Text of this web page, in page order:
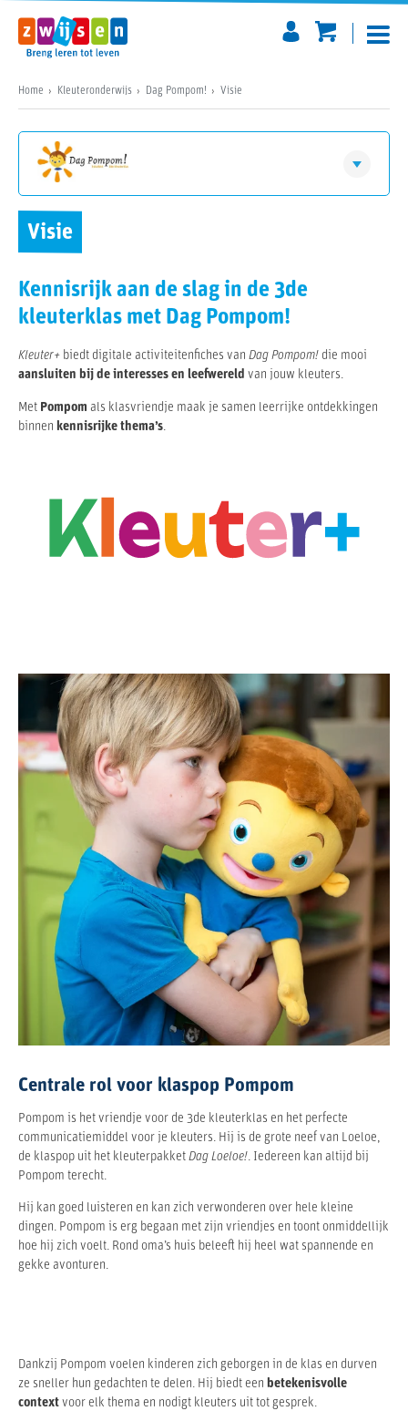
Home Kleuteronderwijs Dag Pompom! Visie
Prijzen & kortingen Meer over Kleuter+
Visie
Kennisrijk aan de slag in de 3de
kleuterklas met Dag Pompom!
Kleuter+ biedt digitale activiteitenfiches van Dag Pompom! die mooi
aansluiten bij de interesses en leefwereld van jouw kleuters.
Met Pompom als klasvriendje maak je samen leerrijke ontdekkingen
binnen kennisrijke thema’s.
Centrale rol voor klaspop Pompom
Pompom is het vriendje voor de 3de kleuterklas en het perfecte
communicatiemiddel voor je kleuters. Hij is de grote neef van Loeloe,
de klaspop uit het kleuterpakket Dag Loeloe!. Iedereen kan altijd bij
Pompom terecht.
Hij kan goed luisteren en kan zich verwonderen over hele kleine
dingen. Pompom is erg begaan met zijn vriendjes en toont onmiddellijk
hoe hij zich voelt. Rond oma’s huis beleeft hij heel wat spannende en
gekke avonturen.
Dankzij Pompom voelen kinderen zich geborgen in de klas en durven
ze sneller hun gedachten te delen. Hij biedt een betekenisvolle
context voor elk thema en nodigt kleuters uit tot gesprek.